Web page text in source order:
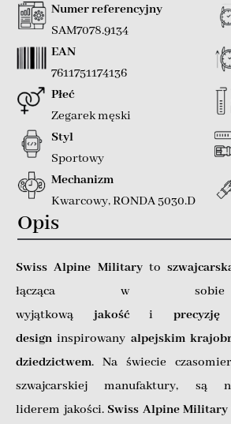
Numer referencyjny
SAM7078.9134
EAN
7611751174136
Płeć
Zegarek męski
Styl
Sportowy
Mechanizm
Kwarcowy,RONDA 5030.D
Opis
Swiss Alpine Militaryto
łącząca w sobie
wyjątkową jakośći
design inspirowany alpejskim
dziedzictwem. Na świecie
szwajcarskiej manufaktury, są
liderem jakości. Swiss Alpine Military